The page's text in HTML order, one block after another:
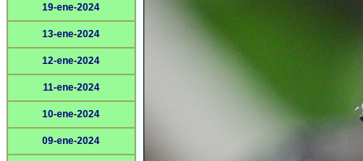
19-ene-2024
13-ene-2024
12-ene-2024
11-ene-2024
10-ene-2024
09-ene-2024